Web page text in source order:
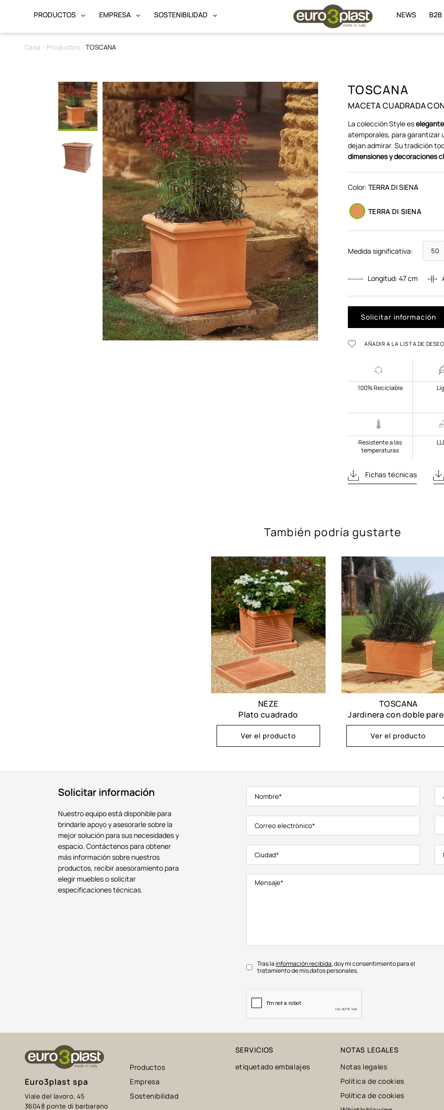
PRODUCTOS EMPRESA SOSTENIBILIDAD NEWS B2B
Casa Productos TOSCANA
TOSCANA
MACETA CUADRADA
La colección Style eselegante
atemporales, para garantizar
dejan admirar. Su tradición
dimensiones y decoraciones
Color: TERRA DI SIENA
TERRA DI SIENA
Medida significativa:
Longitud: 47cm
Solicitar información
AÑADIR A LA LISTA DE
100% Reciclable
Resistente a las
temperaturas
Fichas técnicas
También podría gustarte
NEZE
Plato cuadrado
Ver el producto
TOSCANA
Jardinera con doble
Ver el producto
Solicitar información
Nuestro equipo está disponible para
brindarle apoyo y asesorarle sobre la
mejor solución para sus necesidades y
espacio. Contáctenos para obtener
más información sobre nuestros
productos, recibir asesoramiento para
elegir muebles o solicitar
especificaciones técnicas.
Tras la información recibida, doy mi consentimiento para el
tratamiento de mis datos personales.
Euro3plast spa
Viale del lavoro, 45
36048 ponte di barbarano
Productos
Empresa
Sostenibilidad
SERVICIOS
etiquetado embalajes
NOTAS LEGALES
Notas legales
Política de cookies
Política de cookies